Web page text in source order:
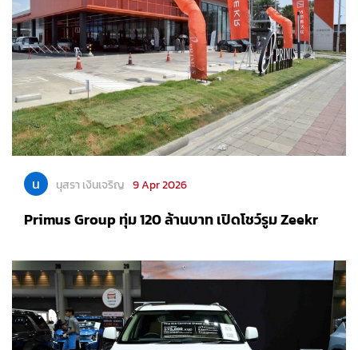
น นุสรา เงินเจริญ 9 Apr 2026
Primus Group ทุ่ม 120 ล้านบาท เปิดโชว์รูม Zeekr